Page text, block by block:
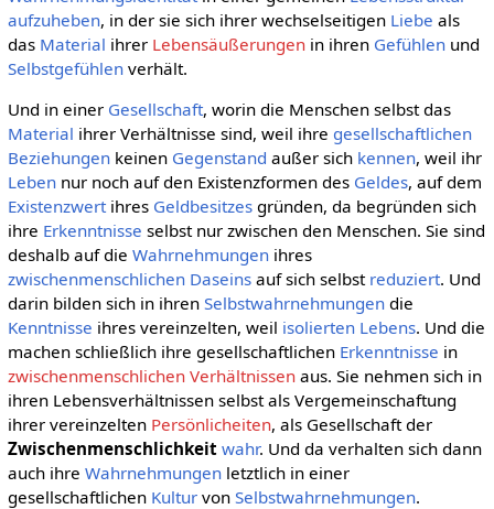
aufzuheben, in der sie sich ihrer wechselseitigen Liebe als
das Material ihrer Lebensäußerungenin ihren Gefühlenund
Selbstgefühlenverhält.
Und in einer Gesellschaft, worin die Menschen selbst das
Material ihrer Verhältnisse sind, weil ihre gesellschaftlichen
Beziehungenkeinen Gegenstand außer sich kennen, weil ihr
Lebennur noch auf den Existenzformen des Geldes, auf dem
Existenzwertihres Geldbesitzesgründen, da begründen sich
ihre Erkenntnisse selbst nur zwischen den Menschen. Sie sind
deshalb auf die Wahrnehmungenihres
zwischenmenschlichen Daseinsauf sich selbst reduziert. Und
darin bilden sich in ihren Selbstwahrnehmungendie
Kenntnisse ihres vereinzelten, weil isolierten Lebens. Und die
machen schließlich ihre gesellschaftlichen Erkenntnisse in
zwischenmenschlichen Verhältnissenaus. Sie nehmen sich in
ihren Lebensverhältnissen selbst als Vergemeinschaftung
ihrer vereinzelten Persönlicheiten, als Gesellschaft der
Zwischenmenschlichkeit wahr. Und da verhalten sich dann
auch ihre Wahrnehmungenletztlich in einer
gesellschaftlichen Kulturvon Selbstwahrnehmungen.